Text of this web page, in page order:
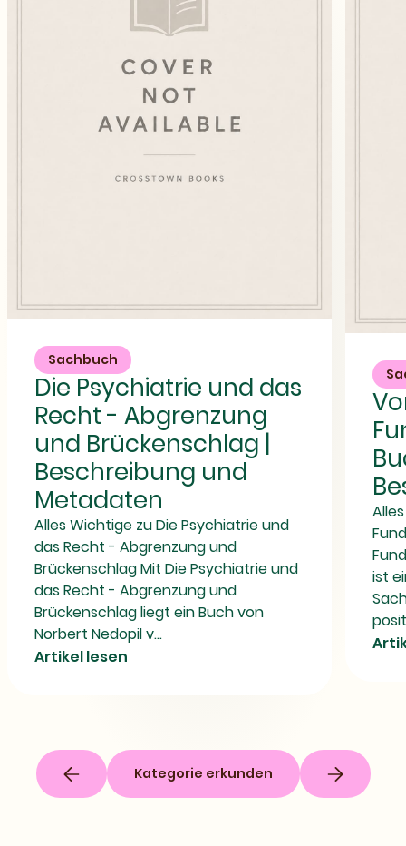
Abgrenzung
Brückenschlag
Beschreibung
Metadaten
Sachbuch
Die Psychiatrie und das
Recht - Abgrenzung
und Brückenschlag |
Beschreibung und
Metadaten
Alles Wichtige zu Die Psychiatrie und
das Recht - Abgrenzung und
Brückenschlag Mit Die Psychiatrie und
das Recht - Abgrenzung und
Brückenschlag liegt ein Buch von
Norbert Nedopil v...
Artikel lesen
Buchinfos,
Beschreibung
ist
Kategorie erkunden